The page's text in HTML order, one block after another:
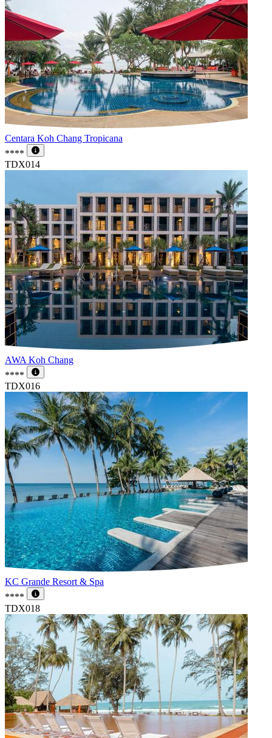
Centara Koh Chang Tropicana
****
TDX014
AWA Koh Chang
****
TDX016
KC Grande Resort & Spa
****
TDX018